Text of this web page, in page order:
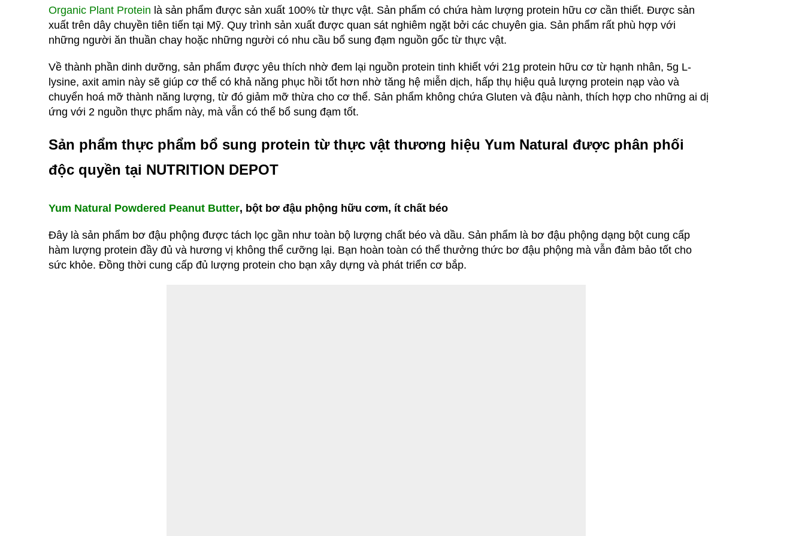
Organic Plant Protein là sản phẩm được sản xuất 100% từ thực vật. Sản phẩm có chứa hàm lượng protein hữu cơ cần thiết. Được sản
xuất trên dây chuyền tiên tiến tại Mỹ. Quy trình sản xuất được quan sát nghiêm ngặt bởi các chuyên gia. Sản phẩm rất phù hợp với
những người ăn thuần chay hoặc những người có nhu cầu bổ sung đạm nguồn gốc từ thực vật.
Về thành phần dinh dưỡng, sản phẩm được yêu thích nhờ đem lại nguồn protein tinh khiết với 21g protein hữu cơ từ hạnh nhân, 5g L-
lysine, axit amin này sẽ giúp cơ thể có khả năng phục hồi tốt hơn nhờ tăng hệ miễn dịch, hấp thụ hiệu quả lượng protein nạp vào và
chuyển hoá mỡ thành năng lượng, từ đó giảm mỡ thừa cho cơ thể. Sản phẩm không chứa Gluten và đậu nành, thích hợp cho những ai dị
ứng với 2 nguồn thực phẩm này, mà vẫn có thể bổ sung đạm tốt.
Sản phẩm thực phẩm bổ sung protein từ thực vật thương hiệu Yum Natural được phân phối
độc quyền tại NUTRITION DEPOT
Yum Natural Powdered Peanut Butter, bột bơ đậu phộng hữu cơm, ít chất béo
Đây là sản phẩm bơ đậu phộng được tách lọc gần như toàn bộ lượng chất béo và dầu. Sản phẩm là bơ đậu phộng dạng bột cung cấp
hàm lượng protein đầy đủ và hương vị không thể cưỡng lại. Bạn hoàn toàn có thể thưởng thức bơ đậu phộng mà vẫn đảm bảo tốt cho
sức khỏe. Đồng thời cung cấp đủ lượng protein cho bạn xây dựng và phát triển cơ bắp.